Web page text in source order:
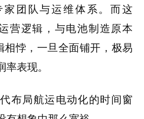
团队与运维体系。而这
营逻辑，与电池制造原本
相悖，一旦全面铺开，极易
表现。
布局航运电动化的时间窗